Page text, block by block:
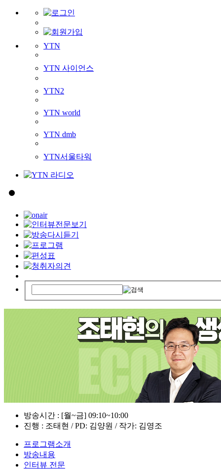
YTN
YTN 사이언스
YTN2
YTN world
YTN dmb
YTN서울타워
방송시간 : [월~금] 09:10~10:00
진행 : 조태현 / PD: 김양원 / 작가: 김영조
프로그램소개
방송내용
인터뷰 전문